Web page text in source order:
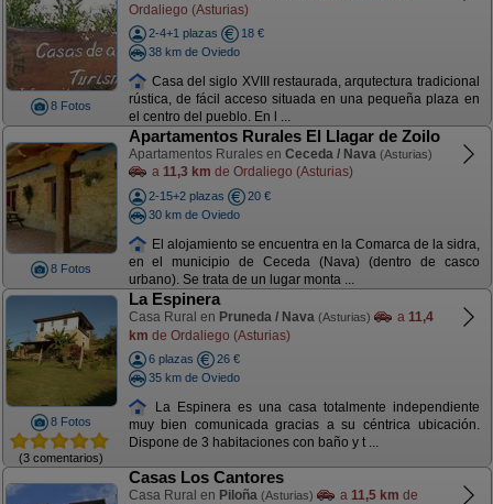
8 Fotos
Ordaliego (Asturias)
2-4+1 plazas
18 €
38 km de Oviedo
Casa del siglo XVIII restaurada, arqutectura tradicional
rústica, de fácil acceso situada en una pequeña plaza en
el centro del pueblo. En l ...
8 Fotos
Apartamentos Rurales El Llagar de Zoilo
Apartamentos Rurales en Ceceda / Nava (Asturias)
a 11,3 km de Ordaliego (Asturias)
2-15+2 plazas
20 €
30 km de Oviedo
El alojamiento se encuentra en la Comarca de la sidra,
en el municipio de Ceceda (Nava) (dentro de casco
urbano). Se trata de un lugar monta ...
8 Fotos
(3 comentarios)
La Espinera
Casa Rural en Pruneda / Nava (Asturias) a 11,4
km de Ordaliego (Asturias)
6 plazas
26 €
35 km de Oviedo
La Espinera es una casa totalmente independiente
muy bien comunicada gracias a su céntrica ubicación.
Dispone de 3 habitaciones con baño y t ...
Casas Los Cantores
Casa Rural en Piloña (Asturias) a 11,5 km de